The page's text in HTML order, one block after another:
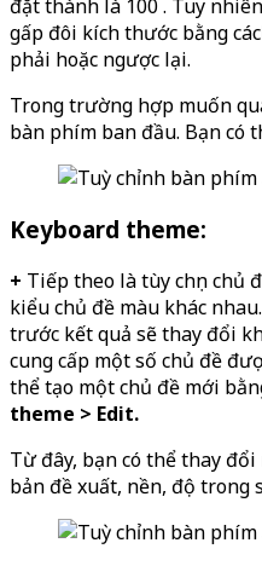
đặt thành là 100 . Tuy
gấp đôi kích thước bằng
phải hoặc ngược lại.
Trong trường hợp muốn
bàn phím ban đầu. Bạn có
Keyboard theme:
+ Tiếp theo là tùy chọn chủ
kiểu chủ đề màu khác
trước kết quả sẽ thay đổi
cung cấp một số chủ đề
thể tạo một chủ đề mới
theme > Edit.
Từ đây, bạn có thể thay
bản đề xuất, nền, độ trong